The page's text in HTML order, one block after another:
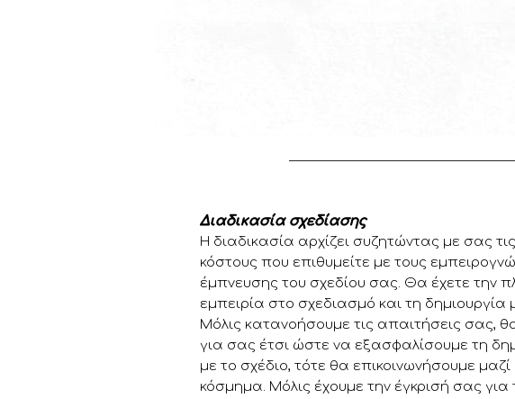
Διαδικασία σχεδίασης
Η διαδικασία αρχίζει συζητώντας με σας
κόστους που επιθυμείτε με τους
έμπνευσης του σχεδίου σας. Θα έχετε την
εμπειρία στο σχεδιασμό και τη
Μόλις κατανοήσουμε τις απαιτήσεις σας,
για σας έτσι ώστε να εξασφαλίσουμε τη
με το σχέδιο, τότε θα επικοινωνήσουμε
κόσμημα. Μόλις έχουμε την έγκρισή σας